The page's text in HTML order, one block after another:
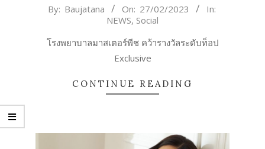
2023-
By: Baujatana On: 27/02/2023
In:
NEWS, Social
โรงพยาบาลมาสเตอร์พีช คว้ารางวัลระดับท็อป
Exclusive
CONTINUE READING